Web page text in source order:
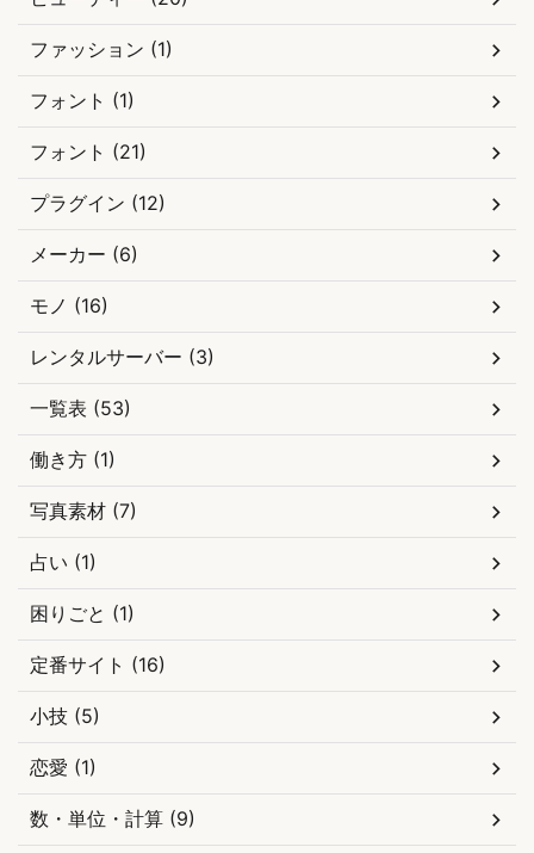
ファッション (1)
フォント (1)
フォント (21)
プラグイン (12)
メーカー (6)
モノ (16)
レンタルサーバー (3)
一覧表 (53)
働き方 (1)
写真素材 (7)
占い (1)
困りごと (1)
定番サイト (16)
小技 (5)
恋愛 (1)
数・単位・計算 (9)